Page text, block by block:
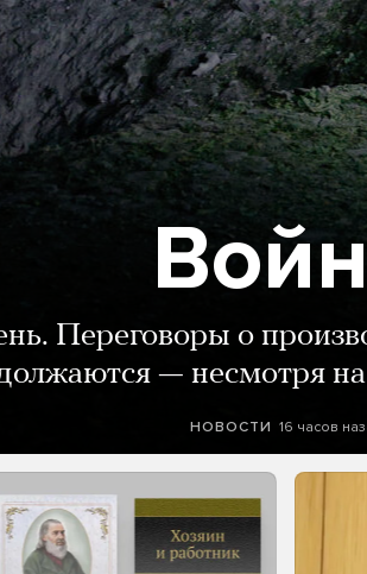
Переговоры о
— несмотря
НОВОСТИ 16 часов